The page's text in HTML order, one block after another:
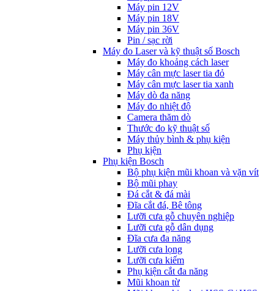
Máy pin 12V
Máy pin 18V
Máy pin 36V
Pin / sạc rời
Máy đo Laser và kỹ thuật số Bosch
Máy đo khoảng cách laser
Máy cân mực laser tia đỏ
Máy cân mực laser tia xanh
Máy dò đa năng
Máy đo nhiệt độ
Camera thăm dò
Thước đo kỹ thuật số
Máy thủy bình & phụ kiện
Phụ kịện
Phụ kiện Bosch
Bộ phụ kiện mũi khoan và vặn vít
Bộ mũi phay
Đá cắt & đá mài
Đĩa cắt đá, Bê tông
Lưỡi cưa gỗ chuyên nghiệp
Lưỡi cưa gỗ dân dụng
Đĩa cưa đa năng
Lưỡi cưa lọng
Lưỡi cưa kiếm
Phụ kiện cắt đa năng
Mũi khoan từ